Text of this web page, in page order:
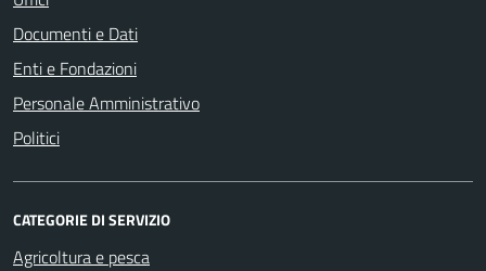
Documenti e Dati
Enti e Fondazioni
Personale Amministrativo
Politici
CATEGORIE DI SERVIZIO
Agricoltura e pesca